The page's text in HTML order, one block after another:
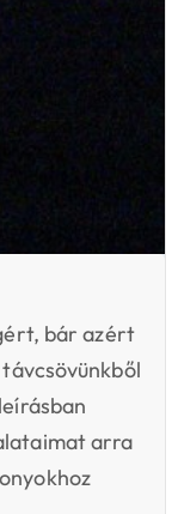
bár azért
arra